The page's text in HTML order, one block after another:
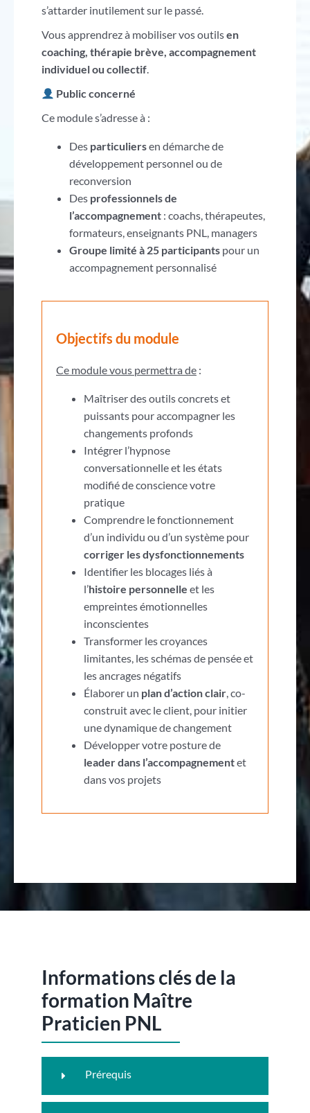
s’attarder inutilement sur le passé.
Vous apprendrez à mobiliser vos outilsen
coaching, thérapie brève, accompagnement
individuel ou collectif.
Public concerné
Ce module s’adresse à :
Des particuliersen démarche de
développement personnel ou de
reconversion
Des professionnels de
l’accompagnement: coachs, thérapeutes,
formateurs, enseignants PNL, managers
Groupe limité à 25 participantspour un
accompagnement personnalisé
Objectifs du module
Ce module vous permettra de:
Maîtriser des outils concrets et
puissants pour accompagner les
changements profonds
Intégrer l’hypnose
conversationnelle et les états
modifié de conscience votre
pratique
Comprendre le fonctionnement
d’un individu ou d’un système pour
corriger les dysfonctionnements
Identifier les blocages liés à
l’histoire personnelle et les
empreintes émotionnelles
inconscientes
Transformer les croyances
limitantes, les schémas de pensée et
les ancrages négatifs
Élaborer un plan d’action clair, co-
construit avec le client, pour initier
une dynamique de changement
Développer votre posture de
leader dans l’accompagnementet
dans vos projets
Informations clés de la
formation Maître
Praticien PNL
Prérequis